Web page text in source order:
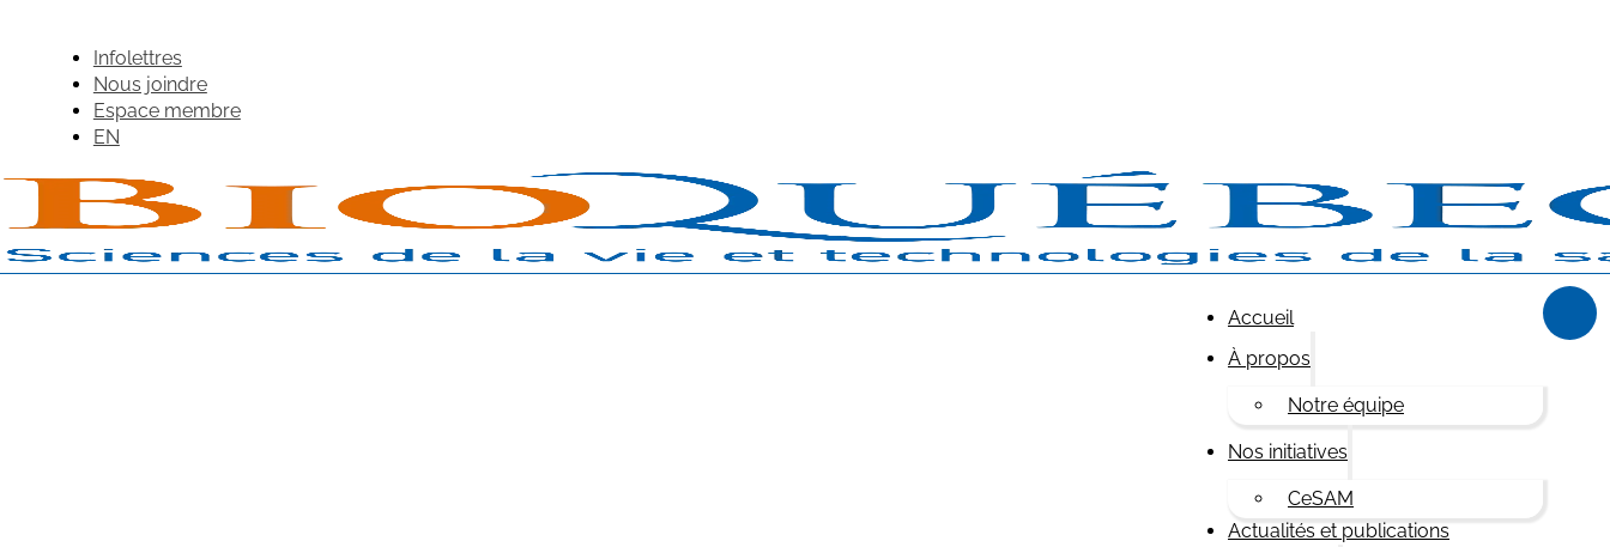
Accueil
À propos
Notre équipe
Nos initiatives
CeSAM
Actualités et publications
Infolettres
Nous joindre
Espace membre
EN